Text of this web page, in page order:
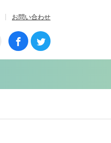
お問い合わせ